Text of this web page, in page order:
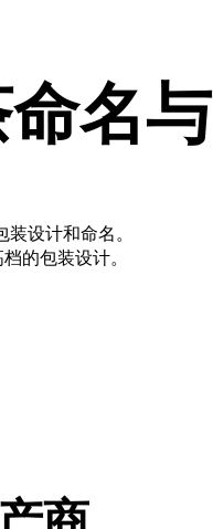
名与
设计和命名。
的包装设计。